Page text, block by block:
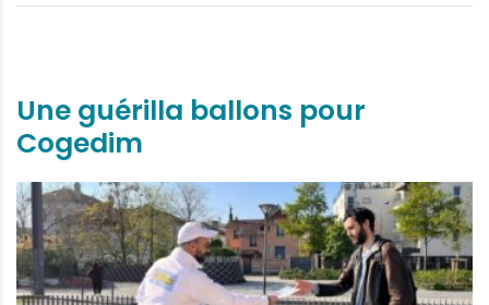
Une guérilla ballons pour
Cogedim